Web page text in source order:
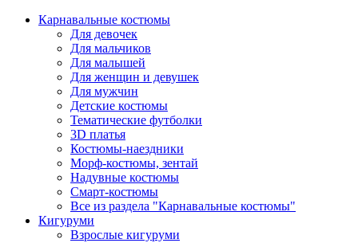
Карнавальные костюмы
Для девочек
Для мальчиков
Для малышей
Для женщин и девушек
Для мужчин
Детские костюмы
Тематические футболки
3D платья
Костюмы-наездники
Морф-костюмы, зентай
Надувные костюмы
Смарт-костюмы
Все из раздела "Карнавальные костюмы"
Кигуруми
Взрослые кигуруми